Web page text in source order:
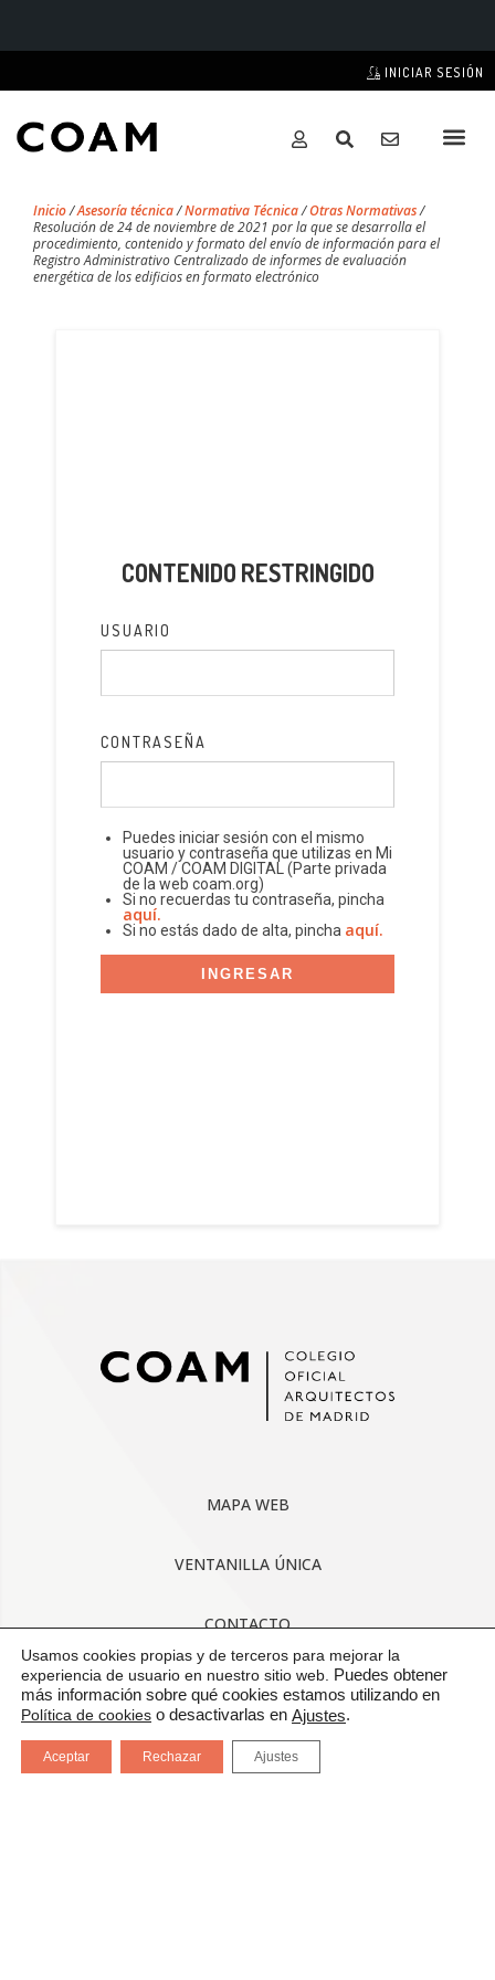
INICIAR SESIÓN
Inicio/Asesoría técnica/Normativa Técnica/Otras Normativas/
Resolución de 24 de noviembre de 2021 por la que se desarrolla el
procedimiento, contenido y formato del envío de información para el
Registro Administrativo Centralizado de informes de evaluación
energética de los edificios en formato electrónico
CONTENIDO RESTRINGIDO
USUARIO
CONTRASEÑA
Puedes iniciar sesión con el mismo
usuario y contraseña que utilizas en Mi
COAM / COAM DIGITAL (Parte privada
de la web coam.org)
Si no recuerdas tu contraseña, pincha
aquí.
Si no estás dado de alta, pincha aquí.
MAPA WEB
VENTANILLA ÚNICA
CONTACTO
AVISO LEGAL
Usamos cookies propias y de terceros para mejorar la
experiencia de usuario en nuestro sitio web.
Puedes obtener
más información sobre qué cookies estamos utilizando en
Política de cookies o desactivarlas en Ajustes.
Aceptar Rechazar Ajustes